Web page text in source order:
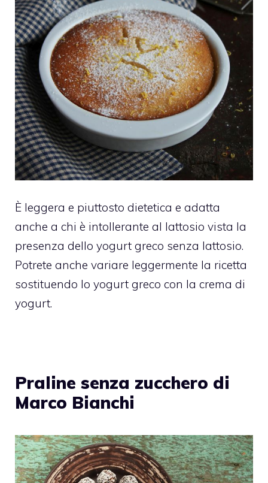
È leggera e piuttosto dietetica e adatta
anche a chi è intollerante al lattosio vista la
presenza dello yogurt greco senza lattosio.
Potrete anche variare leggermente la ricetta
sostituendo lo yogurt greco con la crema di
yogurt.
Praline senza zucchero di
Marco Bianchi